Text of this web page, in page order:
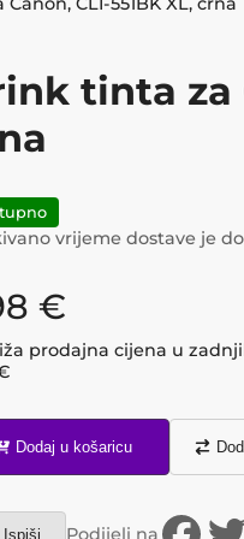
tinta za
vrijeme dostave je do
€
prodajna cijena u
Dodaj u košaricu
Ispiši Podijeli na